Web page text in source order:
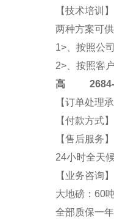
【技术培训
两种方案可
1>、按照公
2>、按照客
高2684-
【订单处理
【付款方式
【售后服务
24小时全天
【业务咨询
大地磅：60
全部质保一